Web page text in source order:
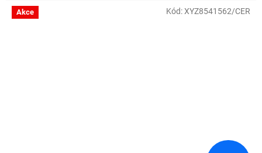
Akce Kód:XYZ8541562/CER